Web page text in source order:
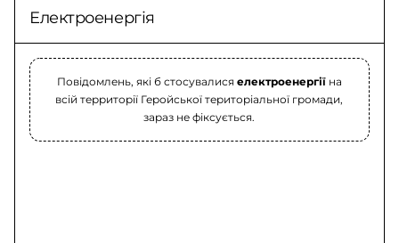
Електроенергія
Повідомлень, які б стосувалися електроенергіїна
всій территорії Геройської територіальної громади,
зараз не фіксується.